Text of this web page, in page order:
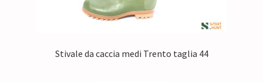
Stivale da caccia medi Trento taglia 44